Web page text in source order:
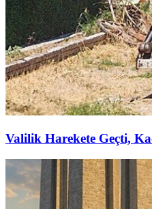
Valilik Harekete Geçti,